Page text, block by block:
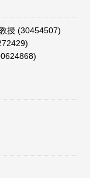
授 (30454507)